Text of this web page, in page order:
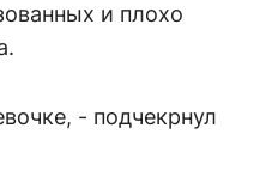
и плохо
- подчекрнул